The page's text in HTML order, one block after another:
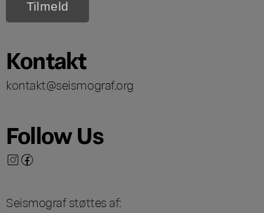
Kontakt
kontakt@seismograf.org
Follow Us
Seismograf støttes af: